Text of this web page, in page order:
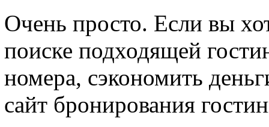
Очень просто. Если вы
поиске подходящей
номера, сэкономить
сайт бронирования